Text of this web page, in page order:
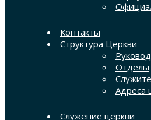
Контакты
Структура Церкви
Отделы
Адреса
Служение церкви